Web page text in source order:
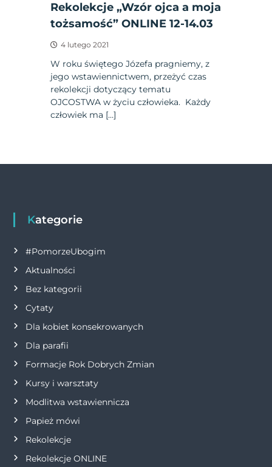
Rekolekcje „Wzór ojca a moja
tożsamość” ONLINE 12-14.03
4 lutego 2021
W roku świętego Józefa pragniemy, z
jego wstawiennictwem, przeżyć czas
rekolekcji dotyczący tematu
OJCOSTWA w życiu człowieka. Każdy
człowiek ma […]
Kategorie
#PomorzeUbogim
Aktualności
Bez kategorii
Cytaty
Dla kobiet konsekrowanych
Dla parafii
Formacje Rok Dobrych Zmian
Kursy i warsztaty
Modlitwa wstawiennicza
Papież mówi
Rekolekcje
Rekolekcje ONLINE